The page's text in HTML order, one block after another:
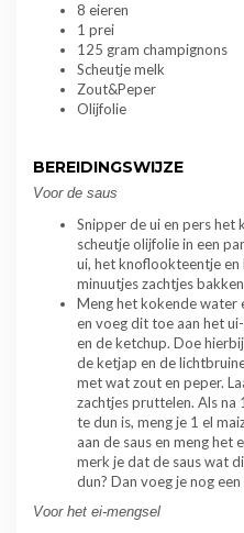
8 eieren
1 prei
125 gram champignons
Scheutje melk
Zout&Peper
Olijfolie
BEREIDINGSWIJZE
Voor de saus
Snipper de ui en pers het
scheutje olijfolie in een
ui, het knoflookteentje
minuutjes zachtjes
Meng het kokende
en voeg dit toe aan het
en de ketchup. Doe
de ketjap en de
met wat zout en peper.
zachtjes pruttelen. Als na
te dun is, meng je 1 el
aan de saus en meng het
merk je dat de saus wat
dun? Dan voeg je nog
Voor het ei-mengsel